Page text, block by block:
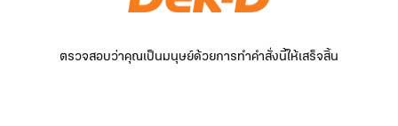
ตรวจสอบว่าคุณเป็นมนุษย์ด้วยการทำคำสั่งนี้ให้เสร็จสิ้น